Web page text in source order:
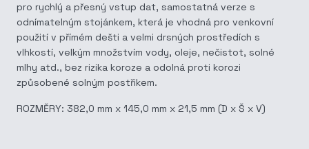
pro rychlý a přesný vstup dat, samostatná verze s
odnímatelným stojánkem, která je vhodná pro venkovní
použití v přímém dešti a velmi drsných prostředích s
vlhkostí, velkým množstvím vody, oleje, nečistot, solné
mlhy atd., bez rizika koroze a odolná proti korozi
způsobené solným postřikem.
ROZMĚRY: 382,0 mm x 145,0 mm x 21,5 mm (D x Š x V)